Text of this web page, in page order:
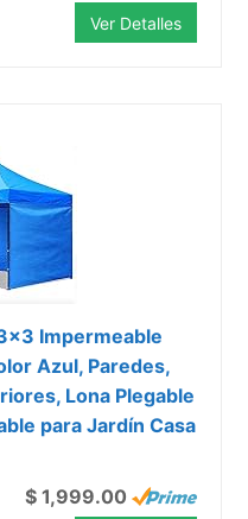
Ver Detalles
Impermeable
Azul, Paredes,
Lona Plegable
para Jardín Casa
$ 1,999.00